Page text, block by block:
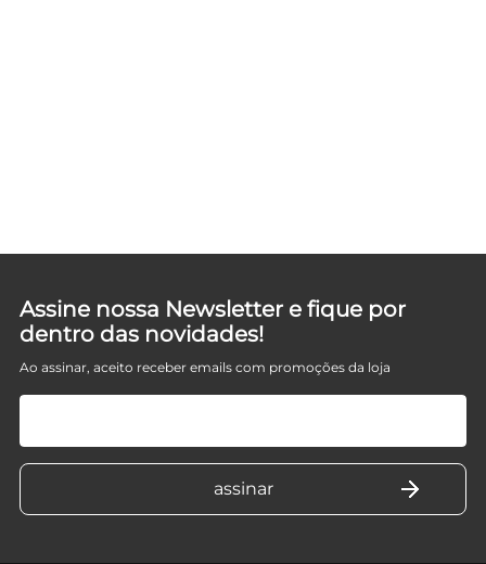
Assine nossa Newsletter e fique por
dentro das novidades!
Ao assinar, aceito receber emails com promoções da loja